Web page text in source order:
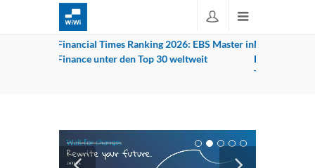
WIWI-NEWS
MCI und Hilti Austria besiegeln
Partnerschaft für Smart Building